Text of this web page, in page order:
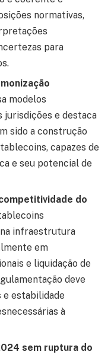
normativas,
para
modelos
jurisdições e destaca
sido a construção
capazes de
e seu potencial de
do
infraestrutura
em
e liquidação de
deve
e estabilidade
à
sem ruptura do